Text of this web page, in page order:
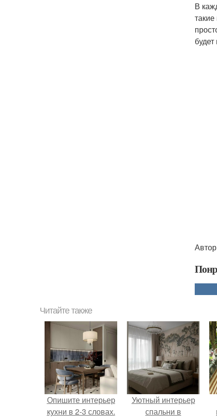
В
Читайте также
Опишите интерьер
кухни в 2-3 словах.
Уютный интерьер
спальни в